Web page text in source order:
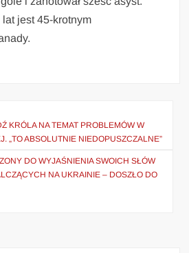
jest 45-krotnym
KRÓLA NA TEMAT PROBLEMÓW W
„TO ABSOLUTNIE NIEDOPUSZCZALNE”
DO WYJAŚNIENIA SWOICH SŁÓW
NA UKRAINIE – DOSZŁO DO